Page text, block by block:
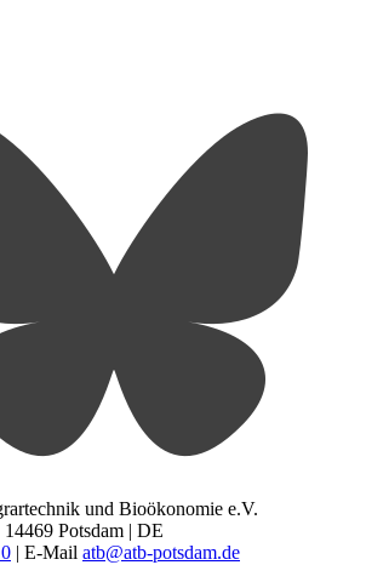
und Bioökonomie e.V.
Potsdam | DE
| E-Mail atb@atb-potsdam.de